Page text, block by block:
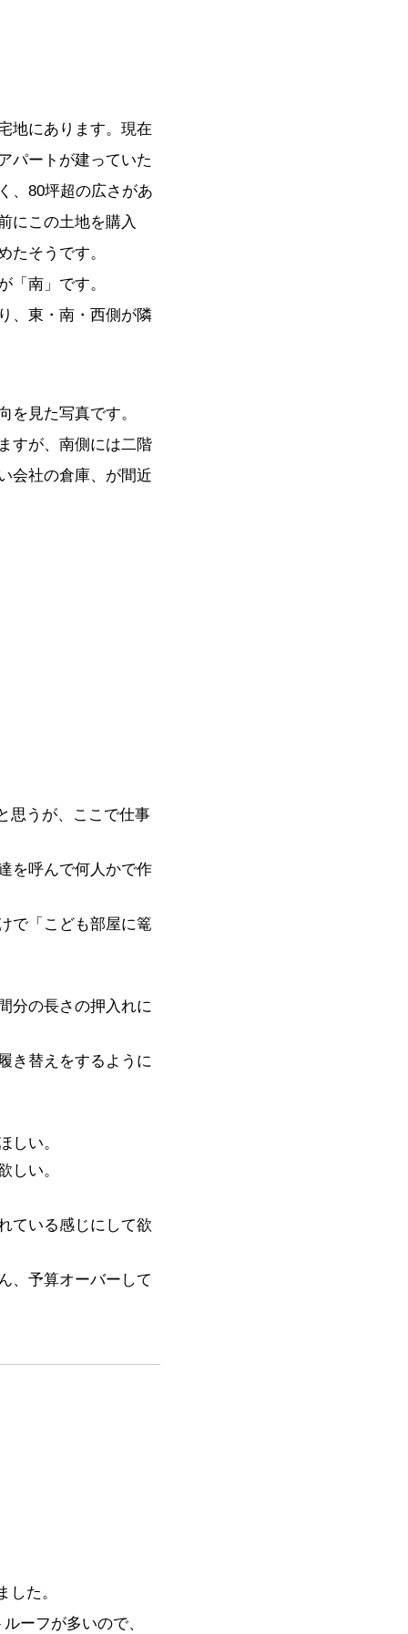
地にあります。現在
パートが建っていた
、80坪超の広さがあ
にこの土地を購入
たそうです。
「南」です。
、東・南・西側が隣
を見た写真です。
すが、南側には二階
会社の倉庫、が間近
思うが、ここで仕事
を呼んで何人かで作
で「こども部屋に篭
分の長さの押入れに
き替えをするように
しい。
しい。
ている感じにして欲
、予算オーバーして
た。
ーフが多いので、